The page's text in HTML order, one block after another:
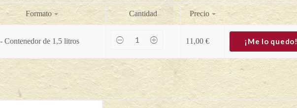
Formato Cantidad Precio
Contenedor de 1,5 litros
Candy
Blue®
Lonicera
kamtschatica
quantity
11,00 € ¡Me lo quedo!